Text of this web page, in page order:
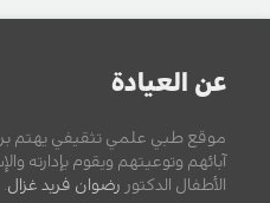
عن العيادة
موقع طبي علمي تثقيفي يهتم
آبائهم وتوعيتهم ويقوم بإدارته
الأطفال الدكتور رضوان فريد غزال.